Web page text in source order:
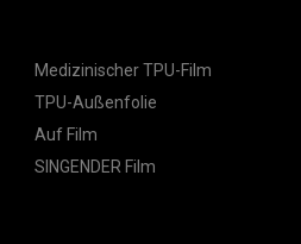
Medizinischer TPU-Film
TPU-Außenfolie
Auf Film
SINGENDER Film